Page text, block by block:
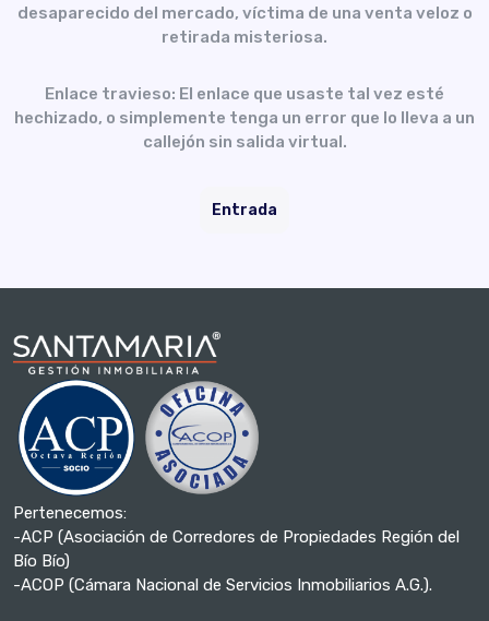
desaparecido del mercado, víctima de una venta veloz o
retirada misteriosa.
Enlace travieso: El enlace que usaste tal vez esté
hechizado, o simplemente tenga un error que lo lleva a un
callejón sin salida virtual.
Entrada
Pertenecemos:
-ACP (Asociación de Corredores de Propiedades Región del
Bío Bío)
-ACOP (Cámara Nacional de Servicios Inmobiliarios A.G.).